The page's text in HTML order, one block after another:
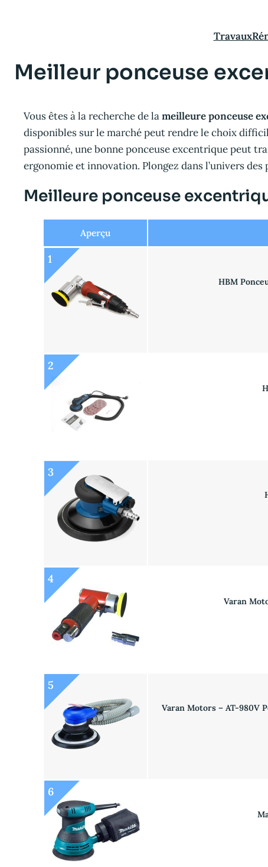
Travaux
Meilleur ponceuse
Vous êtes à la recherche de lameilleure ponceuse
disponibles sur le marché peut rendre le choix
passionné, une bonne ponceuse excentrique peut
ergonomie et innovation. Plongez dans l’univers
Meilleure ponceuse
Aperçu
1
HBM
2
3
4
Varan
5
Varan Motors – AT-980V
6